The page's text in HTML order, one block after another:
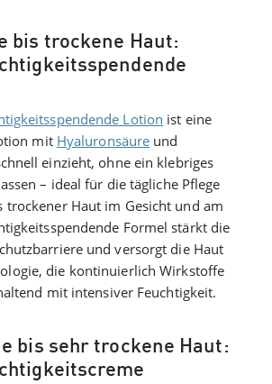
bis trockene Haut:
Lotion ist eine
mit Hyaluronsäure und
einzieht, ohne ein klebriges
– ideal für die tägliche Pflege
Haut im Gesicht und am
Formel stärkt die
und versorgt die Haut
die kontinuierlich Wirkstoffe
mit intensiver Feuchtigkeit.
bis sehr trockene Haut: